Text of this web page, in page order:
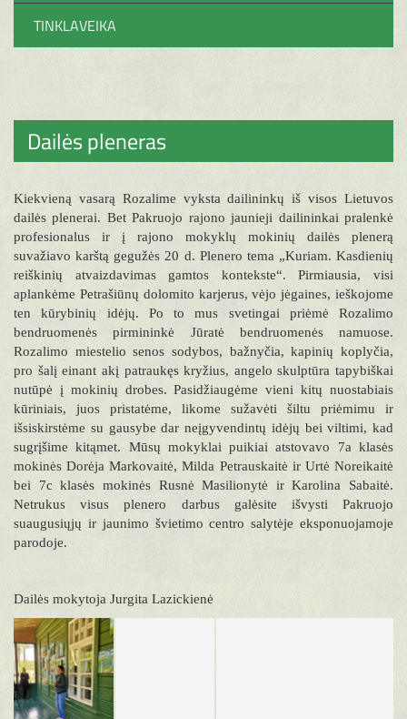
TINKLAVEIKA
Dailės pleneras
Kiekvieną vasarą Rozalime vyksta dailininkų iš visos Lietuvos
dailės plenerai. Bet Pakruojo rajono jaunieji dailininkai pralenkė
profesionalus ir į rajono mokyklų mokinių dailės plenerą
suvažiavo karštą gegužės 20 d. Plenero tema „Kuriam. Kasdienių
reiškinių atvaizdavimas gamtos kontekste“. Pirmiausia, visi
aplankėme Petrašiūnų dolomito karjerus, vėjo jėgaines, ieškojome
ten kūrybinių idėjų. Po to mus svetingai priėmė Rozalimo
bendruomenės pirmininkė Jūratė bendruomenės namuose.
Rozalimo miestelio senos sodybos, bažnyčia, kapinių koplyčia,
pro šalį einant akį patraukęs kryžius, angelo skulptūra tapybiškai
nutūpė į mokinių drobes. Pasidžiaugėme vieni kitų nuostabiais
kūriniais, juos pristatėme, likome sužavėti šiltu priėmimu ir
išsiskirstėme su gausybe dar neįgyvendintų idėjų bei viltimi, kad
sugrįšime kitąmet. Mūsų mokyklai puikiai atstovavo 7a klasės
mokinės Dorėja Markovaitė, Milda Petrauskaitė ir Urtė Noreikaitė
bei 7c klasės mokinės Rusnė Masilionytė ir Karolina Sabaitė.
Netrukus visus plenero darbus galėsite išvysti Pakruojo
suaugusiųjų ir jaunimo švietimo centro salytėje eksponuojamoje
parodoje.
Dailės mokytoja Jurgita Lazickienė